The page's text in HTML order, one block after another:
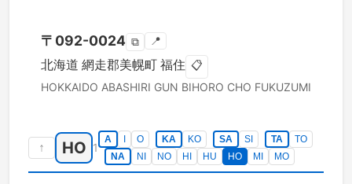
〒 092-0024 ⧉ 📍
北海道 網走郡美幌町 福住 📋
HOKKAIDO ABASHIRI GUN BIHORO CHO FUKUZUMI
↑ HO 1
A O KA KO SA SI TA
TO
NA
NI NO HI HU HO MI MO